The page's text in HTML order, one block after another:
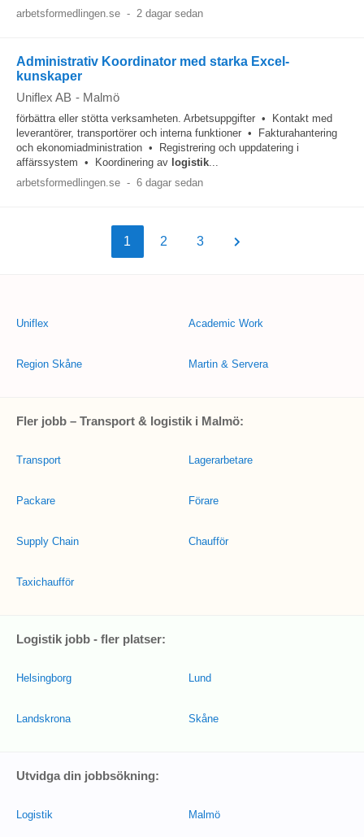
arbetsformedlingen.se - 2 dagar sedan
Administrativ Koordinator med starka Excel-
kunskaper
Uniflex AB - Malmö
förbättra eller stötta verksamheten. Arbetsuppgifter • Kontakt med
leverantörer, transportörer och interna funktioner • Fakturahantering
och ekonomiadministration • Registrering och uppdatering i
affärssystem • Koordinering av logistik...
arbetsformedlingen.se - 6 dagar sedan
1 2 3
Uniflex
Region Skåne
Academic Work
Martin & Servera
Fler jobb – Transport & logistik i Malmö:
Transport
Packare
Supply Chain
Taxichaufför
Lagerarbetare
Förare
Chaufför
Logistik jobb - fler platser:
Helsingborg
Landskrona
Lund
Skåne
Utvidga din jobbsökning:
Logistik Malmö